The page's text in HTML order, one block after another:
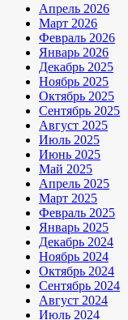
Апрель 2026
Март 2026
Февраль 2026
Январь 2026
Декабрь 2025
Ноябрь 2025
Октябрь 2025
Сентябрь 2025
Август 2025
Июль 2025
Июнь 2025
Май 2025
Апрель 2025
Март 2025
Февраль 2025
Январь 2025
Декабрь 2024
Ноябрь 2024
Октябрь 2024
Сентябрь 2024
Август 2024
Июль 2024